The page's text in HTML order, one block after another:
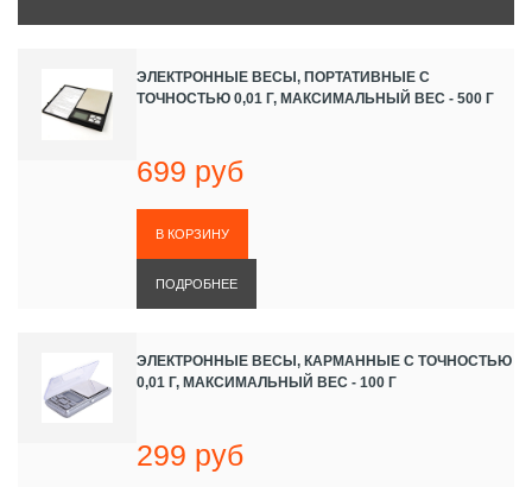
ЭЛЕКТРОННЫЕ ВЕСЫ, ПОРТАТИВНЫЕ С
ТОЧНОСТЬЮ 0,01 Г, МАКСИМАЛЬНЫЙ ВЕС - 500 Г
699 руб
ПОДРОБНЕЕ
ЭЛЕКТРОННЫЕ ВЕСЫ, КАРМАННЫЕ С ТОЧНОСТЬЮ
0,01 Г, МАКСИМАЛЬНЫЙ ВЕС - 100 Г
299 руб